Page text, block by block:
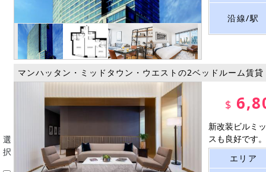
沿線/駅
選
択
マンハッタン・ミッドタウン・ウエストの2ベッドルーム賃
$
新改装ビルミ
スも良好です
エリア